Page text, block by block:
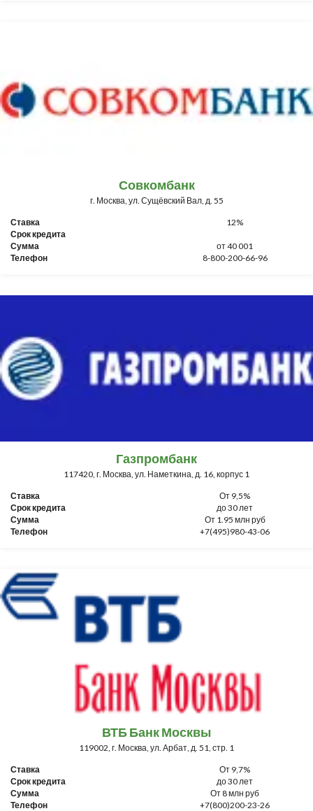
Совкомбанк
г. Москва, ул. Сущёвский Вал, д. 55
Ставка
12%
Срок кредита
Сумма
от 40 001
Телефон
8-800-200-66-96
Газпромбанк
117420, г. Москва, ул. Наметкина, д. 16, корпус 1
Ставка
От 9,5%
Срок кредита
до 30 лет
Сумма
От 1.95 млн руб
Телефон
+7(495)980-43-06
ВТБ Банк Москвы
119002, г. Москва, ул. Арбат, д. 51, стр. 1
Ставка
От 9,7%
Срок кредита
до 30 лет
Сумма
От 8 млн руб
Телефон
+7(800)200-23-26